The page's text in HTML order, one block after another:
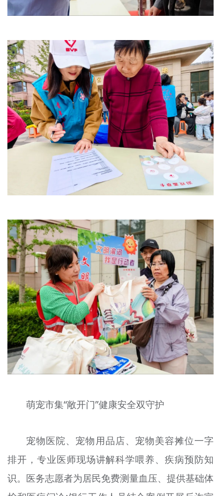
萌宠市集“敞开门”健康安全双守护
宠物医院、宠物用品店、宠物美容摊位一字
排开，专业医师现场讲解科学喂养、疾病预防知
识。医务志愿者为居民免费测量血压、提供基础体